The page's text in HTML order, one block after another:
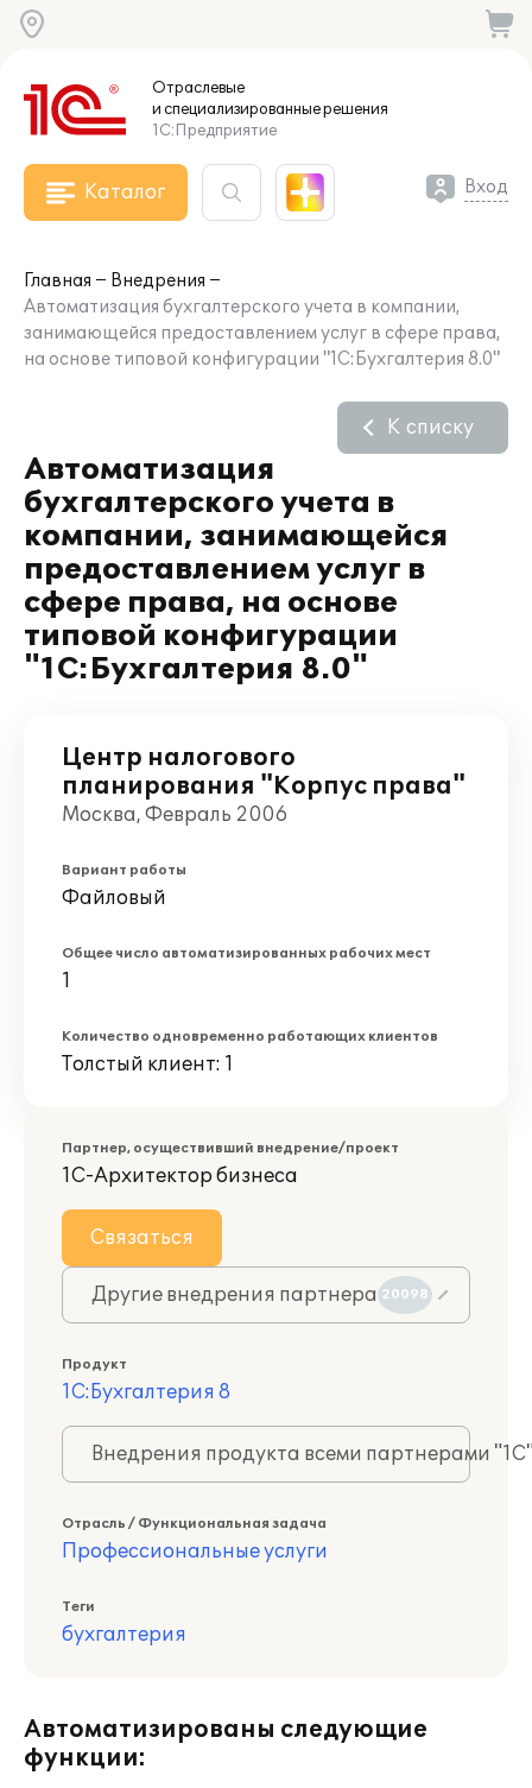
Отраслевые
и специализированныерешения
1С:Предприятие
Каталог Вход
Главная
Внедрения
Автоматизация бухгалтерского учета в компании,
занимающейся предоставлением услуг в сфере права,
на основе типовой конфигурации "1С:Бухгалтерия 8.0"
Автоматизация
бухгалтерского учета в
компании, занимающейся
предоставлением услуг в
сфере права, на основе
типовой конфигурации
"1С:Бухгалтерия 8.0"
К списку
Центр налогового
планирования "Корпус права"
Москва, Февраль 2006
Вариант работы
Файловый
Общее число автоматизированных рабочих мест
1
Количество одновременно работающих клиентов
Толстый клиент: 1
Партнер, осуществивший внедрение/проект
1С-Архитектор бизнеса
Связаться
Другие внедрения партнера 20098
Продукт
1С:Бухгалтерия 8
Внедрения продукта всеми партнерами
Отрасль / Функциональная задача
Профессиональные услуги
Теги
бухгалтерия
Автоматизированы следующие
функции: